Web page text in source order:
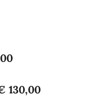
130,00